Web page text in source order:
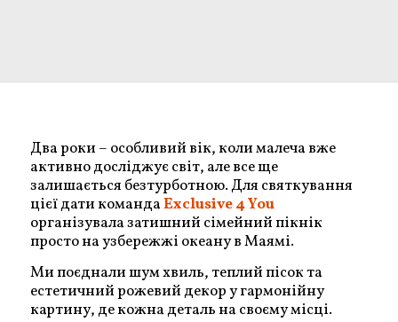
Два роки – особливий вік, коли малеча вже
активно досліджує світ, але все ще
залишається безтурботною. Для святкування
цієї дати командаExclusive 4 You
організувала затишний сімейний пікнік
просто на узбережжі океану в Маямі.
Ми поєднали шум хвиль, теплий пісок та
естетичний рожевий декор у гармонійну
картину, де кожна деталь на своєму місці.